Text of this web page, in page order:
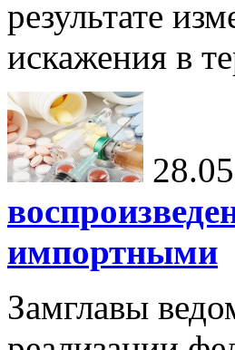
результате
искажения в
импортными
Замглавы